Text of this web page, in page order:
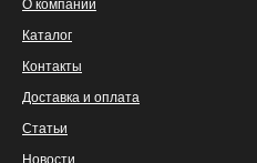
О компании
Каталог
Контакты
Доставка и оплата
Статьи
Новости